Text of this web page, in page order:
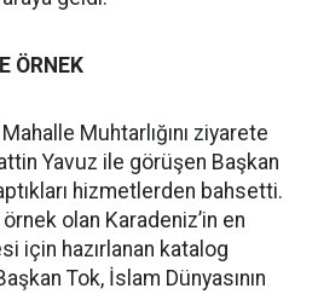
ÖRNEK
Muhtarlığını ziyarete
Yavuz ile görüşen Başkan
hizmetlerden bahsetti.
olan Karadeniz’in en
için hazırlanan katalog
Tok, İslam Dünyasının